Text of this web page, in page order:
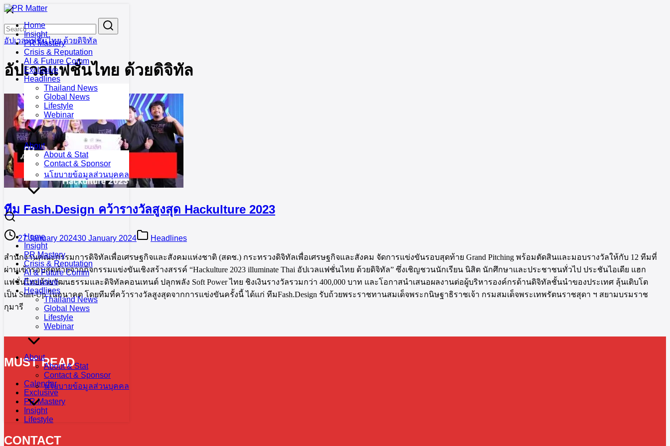
Skip
contentHome
Insight
PR Mastery
Crisis & Reputation
AI & Future Comm
Exclusive
Headlines
Thailand News
Global News
Lifestyle
Webinar
About
About & Stat
Contact & Sponsor
นโยบายข้อมูลส่วนบุคคล
Home
Insight
PR Mastery
Crisis & Reputation
AI & Future Comm
Exclusive
Headlines
Thailand News
Global News
Lifestyle
Webinar
About
About & Stat
Contact & Sponsor
นโยบายข้อมูลส่วนบุคคล
Search
for:
อัปเวลแฟชั่นไทย ด้วยดิจิทัล
อัปเวลแฟชั่นไทย ด้วยดิจิทัล
ทีม Fash.Design คว้ารางวัลสูงสุด Hackulture 2023
27 January 202430 January 2024 Headlines
สำนักงานคณะกรรมการดิจิทัลเพื่อเศรษฐกิจและสังคมแห่งชาติ (สดช.) กระทรวงดิจิทัลเพื่อเศรษฐกิจและสังคม จัดการแข่งขันรอบสุดท้าย Grand Pitching พร้อมตัดสินและมอบรางวัลให้กับ 12 ทีมที่
ผ่านเข้ารอบสุดท้ายจากกิจกรรมแข่งขันเชิงสร้างสรรค์ “Hackulture 2023 illuminate Thai อัปเวลแฟชั่นไทย ด้วยดิจิทัล” ซึ่งเชิญชวนนักเรียน นิสิต นักศึกษาและประชาชนทั่วไป ประชันไอเดีย แฮก
แฟชั่นไทยด้วยวัฒนธรรมและดิจิทัลคอนเทนต์ ปลุกพลัง Soft Power ไทย ชิงเงินรางวัลรวมกว่า 400,000 บาท และโอกาสนำเสนอผลงานต่อผู้บริหารองค์กรด้านดิจิทัลชั้นนำของประเทศ ลุ้นเติบโต
เป็น Start-Up ในอนาคต โดยทีมที่คว้ารางวัลสูงสุดจากการแข่งขันครั้งนี้ ได้แก่ ทีมFash.Design รับถ้วยพระราชทานสมเด็จพระกนิษฐาธิราชเจ้า กรมสมเด็จพระเทพรัตนราชสุดา ฯ สยามบรมราช
กุมารี
MUST READ
Calendar
Exclusive
PR Mastery
Insight
Lifestyle
CONTACT